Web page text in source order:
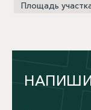
Площадь